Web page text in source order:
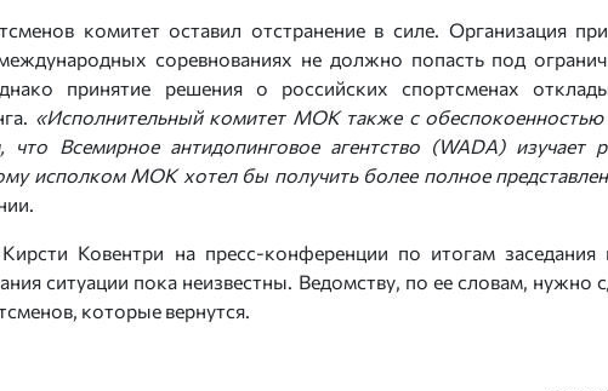
комитет оставил отстранение в силе. Организация
соревнованиях не должно попасть под
принятие решения о российских спортсменах
«Исполнительный комитет МОК также с обеспокоенностью
Всемирное антидопинговое агентство (WADA) изучает
исполком МОК хотел бы получить более полное
Ковентри на пресс-конференции по итогам заседания
ситуации пока неизвестны. Ведомству, по ее словам, нужно
которые вернутся.